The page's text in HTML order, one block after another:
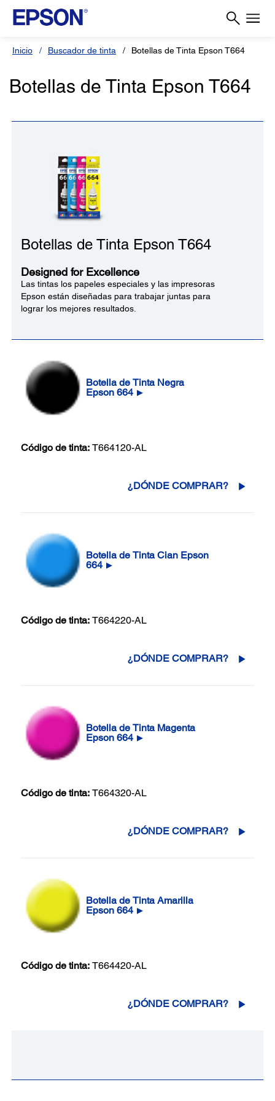
Inicio Buscador de tinta Botellas de Tinta Epson T664
Botellas de Tinta Epson T664
Botellas de Tinta Epson T664
Designed for Excellence
Las tintas los papeles especiales y las impresoras
Epson están diseñadas para trabajar juntas para
lograr los mejores resultados.
Botella de Tinta Negra
Epson 664 ▶
Código de tinta: T664120-AL
¿DÓNDE COMPRAR?
Botella de Tinta Cian Epson
664 ▶
Código de tinta: T664220-AL
¿DÓNDE COMPRAR?
Botella de Tinta Magenta
Epson 664 ▶
Código de tinta: T664320-AL
¿DÓNDE COMPRAR?
Botella de Tinta Amarilla
Epson 664 ▶
Código de tinta: T664420-AL
¿DÓNDE COMPRAR?